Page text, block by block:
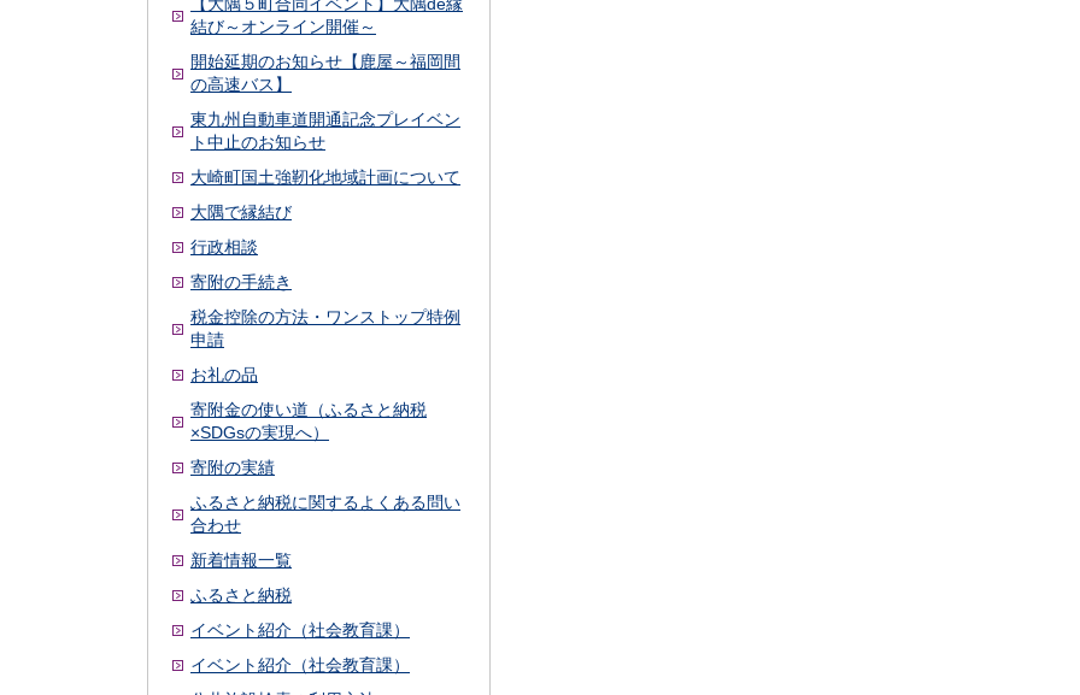
結び～オンライン開催～
開始延期のお知らせ【鹿屋～福岡間
の高速バス】
東九州自動車道開通記念プレイベン
ト中止のお知らせ
大崎町国土強靭化地域計画について
大隅で縁結び
行政相談
寄附の手続き
税金控除の方法・ワンストップ特例
申請
お礼の品
寄附金の使い道（ふるさと納税
×SDGsの実現へ）
寄附の実績
ふるさと納税に関するよくある問い
合わせ
新着情報一覧
ふるさと納税
イベント紹介（社会教育課）
イベント紹介（社会教育課）